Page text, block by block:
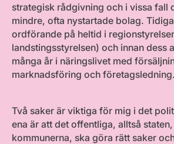
strategisk rådgivning och i vissa fall
mindre, ofta nystartade bolag.
ordförande på heltid i
landstingsstyrelsen) och innan dess
många år i näringslivet med
marknadsföring och företagsledning.
Två saker är viktiga för mig i det
ena är att det offentliga, alltså
kommunerna, ska göra rätt saker